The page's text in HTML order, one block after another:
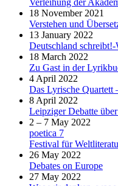
18 November 2021
Verstehen und
13 January 2022
Deutschland
18 March 2022
Zu Gast in der
4 April 2022
Das Lyrische Quartett
8 April 2022
Leipziger Debatte
2 – 7 May 2022
poetica 7
Festival für
26 May 2022
Debates on Europe
27 May 2022